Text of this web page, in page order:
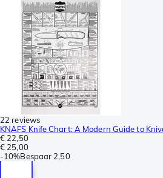
22 reviews
KNAFS Knife Chart: A Modern Guide to
€ 22,50
€ 25,00
-10%Bespaar 2,50